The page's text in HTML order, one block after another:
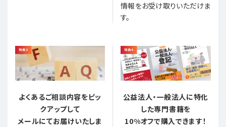
情報をお受け取りいただけま
す。
よくあるご相談内容をピッ
クアップして
メールにてお届けいたしま
公益法人・一般法人に特化
した専門書籍を
10%オフで購入できます！